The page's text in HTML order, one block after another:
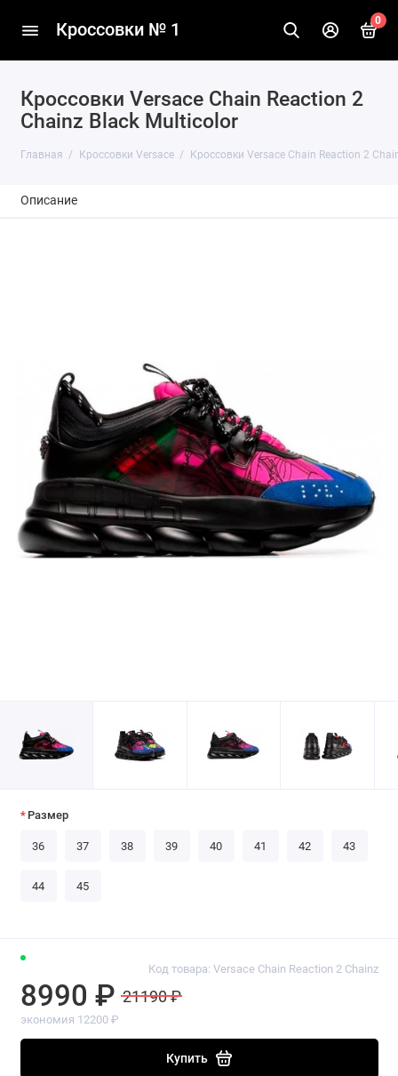
Кроссовки № 1 0
Кроссовки Versace Chain Reaction 2
Chainz Black Multicolor
Главная Кроссовки Versace Кроссовки Versace Chain Reaction 2
Описание
Код товара: Versace Chain Reaction 2 Chainz
8990 ₽ 21190 ₽
экономия 12200 ₽
Купить
Размер
36 37 38 39 40 41 42 43
44 45